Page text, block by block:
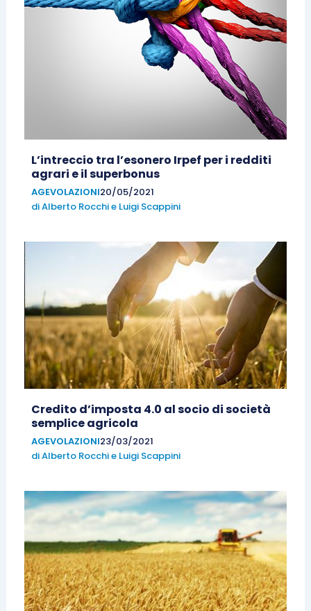
L’intreccio tra l’esonero Irpef per i redditi
agrari e il superbonus
AGEVOLAZIONI20/05/2021
diAlberto Rocchie Luigi Scappini
Credito d’imposta 4.0 al socio di società
semplice agricola
AGEVOLAZIONI23/03/2021
diAlberto Rocchie Luigi Scappini